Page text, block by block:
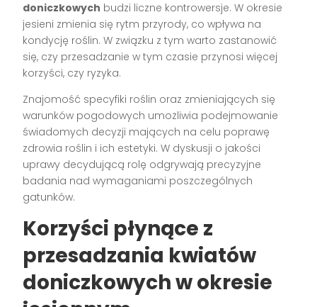
doniczkowych budzi liczne kontrowersje. W okresie
jesieni zmienia się rytm przyrody, co wpływa na
kondycję roślin. W związku z tym warto zastanowić
się, czy przesadzanie w tym czasie przynosi więcej
korzyści, czy ryzyka.
Znajomość specyfiki roślin oraz zmieniających się
warunków pogodowych umożliwia podejmowanie
świadomych decyzji mających na celu poprawę
zdrowia roślin i ich estetyki. W dyskusji o jakości
uprawy decydującą rolę odgrywają precyzyjne
badania nad wymaganiami poszczególnych
gatunków.
Korzyści płynące z
przesadzania kwiatów
doniczkowych w okresie